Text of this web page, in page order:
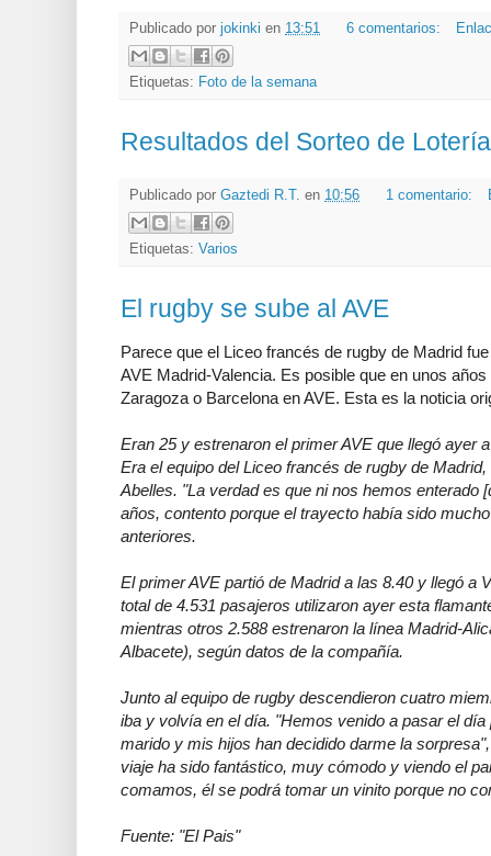
Publicado por jokinki en 13:51 6 comentarios:
Etiquetas: Foto de la semana
Resultados del Sorteo de
Publicado por Gaztedi R.T. en 10:56 1 comentario:
Etiquetas: Varios
El rugby se sube al AVE
Parece que el Liceo francés de rugby de Madrid
AVE Madrid-Valencia. Es posible que en unos
Zaragoza o Barcelona en AVE. Esta es la noticia
Eran 25 y estrenaron el primer AVE que llegó ayer
Era el equipo del Liceo francés de rugby de
Abelles. "La verdad es que ni nos hemos enterado
años, contento porque el trayecto había sido
anteriores.
El primer AVE partió de Madrid a las 8.40 y llegó a
total de 4.531 pasajeros utilizaron ayer esta
mientras otros 2.588 estrenaron la línea Madrid-
Albacete), según datos de la compañía.
Junto al equipo de rugby descendieron cuatro
iba y volvía en el día. "Hemos venido a pasar el
marido y mis hijos han decidido darme la
viaje ha sido fantástico, muy cómodo y viendo el
comamos, él se podrá tomar un vinito porque no
Fuente: "El Pais"